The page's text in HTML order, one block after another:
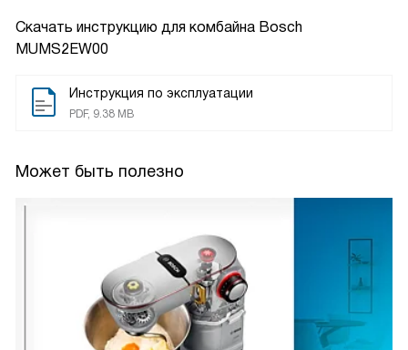
Скачать инструкцию для комбайна Bosch
MUMS2EW00
Инструкция по эксплуатации
PDF, 9.38 MB
Может быть полезно